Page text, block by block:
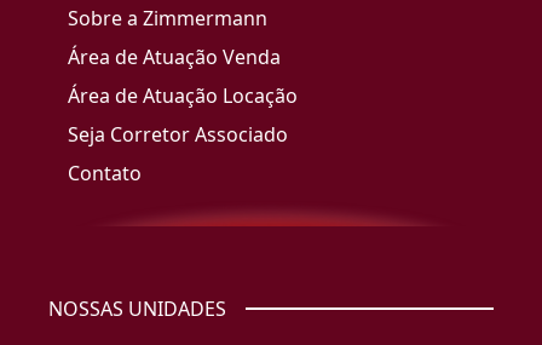
Sobre a Zimmermann
Área de Atuação Venda
Área de Atuação Locação
Seja Corretor Associado
Contato
NOSSAS UNIDADES